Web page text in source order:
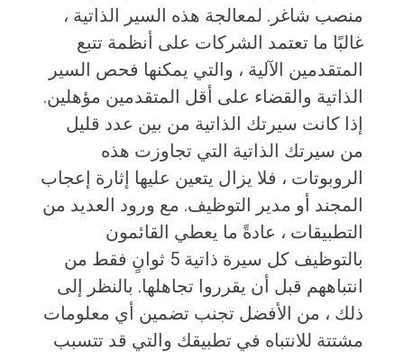
منصب شاغر. لمعالجة هذه السير الذاتية ،
غالبًا ما تعتمد الشركات على أنظمة تتبع
المتقدمين الآلية ، والتي يمكنها فحص السير
الذاتية والقضاء على أقل المتقدمين مؤهلين.
إذا كانت سيرتك الذاتية من بين عدد قليل
من سيرتك الذاتية التي تجاوزت هذه
الروبوتات ، فلا يزال يتعين عليها إثارة إعجاب
المجند أو مدير التوظيف. مع ورود العديد من
التطبيقات ، عادةً ما يعطي القائمون
بالتوظيف كل سيرة ذاتية 5 ثوانٍ فقط من
انتباههم قبل أن يقرروا تجاهلها. بالنظر إلى
ذلك ، من الأفضل تجنب تضمين أي معلومات
مشتتة للانتباه في تطبيقك والتي قد تتسبب